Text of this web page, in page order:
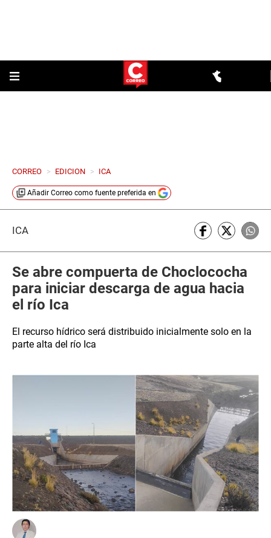
CORREO > EDICION > ICA
Añadir Correo como fuente preferida en
ICA
Se abre compuerta de Choclococha
para iniciar descarga de agua hacia
el río Ica
El recurso hídrico será distribuido inicialmente solo en la
parte alta del río Ica